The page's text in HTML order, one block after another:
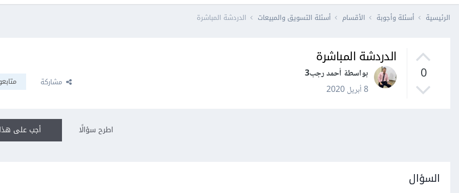
الرئيسية أسئلة وأجوبة الأقسام أسئلة التسويق والمبيعات الدردشة المباشرة
0
الدردشة المباشرة
بواسطة أحمد رجب3
8 أبريل 2020
مشاركة
أجب على اطرح سؤالًا
السؤال